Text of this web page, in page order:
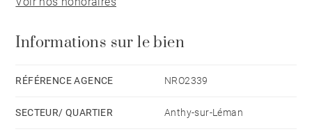
propriété familiale saura vous séduire par ses
d’expositions est, sud et ouest, offrant une luminosité
secteur calme, la maison reste proche des
Informations sur le bien
RÉFÉRENCE AGENCE NRO2339
SECTEUR/ QUARTIER Anthy-sur-Léman